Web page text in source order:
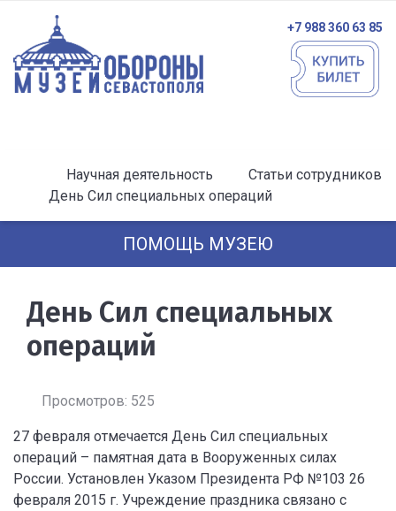
+7 988 360 63 85
Научная деятельность
Статьи сотрудников
День Сил специальных операций
ПОМОЩЬ МУЗЕЮ
День Сил специальных
операций
Просмотров: 525
27 февраля отмечается День Сил специальных
операций – памятная дата в Вооруженных силах
России. Установлен Указом Президента РФ №103 26
февраля 2015 г. Учреждение праздника связано с